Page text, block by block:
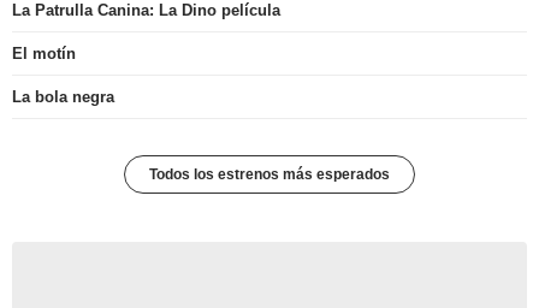
La Patrulla Canina: La Dino película
El motín
La bola negra
Todos los estrenos más esperados